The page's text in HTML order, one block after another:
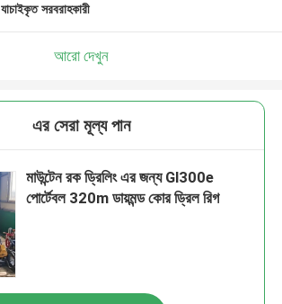
যাচাইকৃত সরবরাহকারী
আরো দেখুন
এর সেরা মূল্য পান
মাউন্টেন রক ড্রিলিং এর জন্য Gl300e
পোর্টেবল 320m ডায়মন্ড কোর ড্রিল রিগ